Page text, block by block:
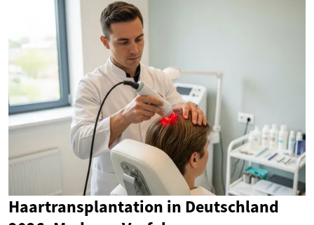
Haartransplantation in Deutschland